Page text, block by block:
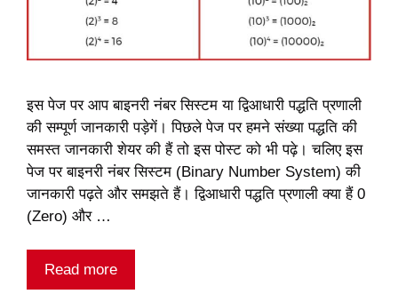
इस पेज पर आप बाइनरी नंबर सिस्टम या द्विआधारी पद्धति प्रणाली
की सम्पूर्ण जानकारी पड़ेगें। पिछले पेज पर हमने संख्या पद्धति की
समस्त जानकारी शेयर की हैं तो इस पोस्ट को भी पढ़े। चलिए इस
पेज पर बाइनरी नंबर सिस्टम (Binary Number System) की
जानकारी पढ़ते और समझते हैं। द्विआधारी पद्धति प्रणाली क्या हैं 0
(Zero) और …
Read more